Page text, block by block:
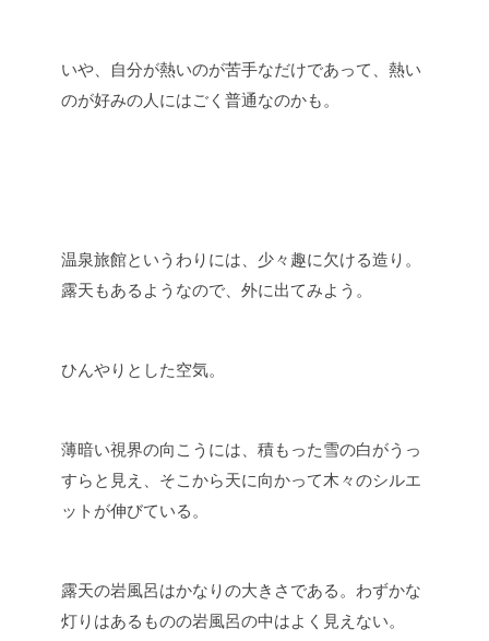
いや、自分が熱いのが苦手なだけであって、熱い
のが好みの人にはごく普通なのかも。
温泉旅館というわりには、少々趣に欠ける造り。
露天もあるようなので、外に出てみよう。
ひんやりとした空気。
薄暗い視界の向こうには、積もった雪の白がうっ
すらと見え、そこから天に向かって木々のシルエ
ットが伸びている。
露天の岩風呂はかなりの大きさである。わずかな
灯りはあるものの岩風呂の中はよく見えない。